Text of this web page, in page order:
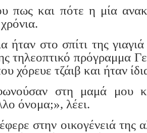
πως και πότε η μία
ήταν στο σπίτι της
τηλεοπτικό πρόγραμμα
χόρευε τζάιβ και ήταν
στη μαμά μου
όνομα;», λέει.
στην οικογένειά της